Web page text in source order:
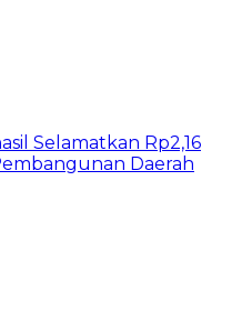
Selamatkan Rp2,16
Daerah